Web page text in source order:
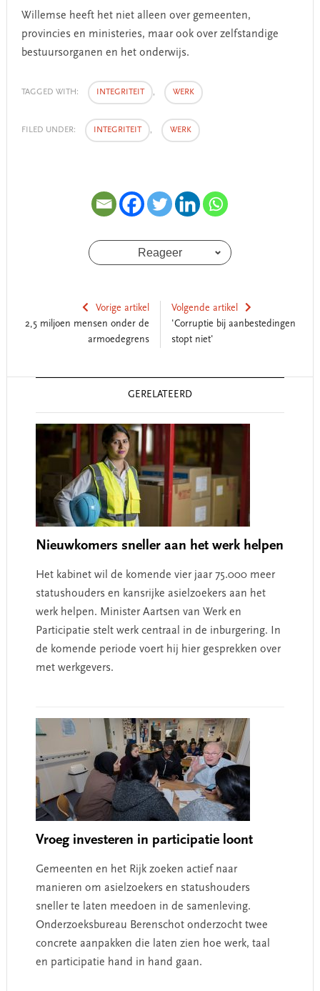
Willemse heeft het niet alleen over gemeenten,
provincies en ministeries, maar ook over zelfstandige
bestuursorganen en het onderwijs.
TAGGED WITH: INTEGRITEIT , WERK
FILED UNDER: INTEGRITEIT , WERK
Reageer
Vorige artikel
2,5 miljoen mensen onder de
armoedegrens
Volgende artikel
'Corruptie bij aanbestedingen
stopt niet'
GERELATEERD
Nieuwkomers sneller aan het werk helpen
Het kabinet wil de komende vier jaar 75.000 meer
statushouders en kansrijke asielzoekers aan het
werk helpen. Minister Aartsen van Werk en
Participatie stelt werk centraal in de inburgering. In
de komende periode voert hij hier gesprekken over
met werkgevers.
Vroeg investeren in participatie loont
Gemeenten en het Rijk zoeken actief naar
manieren om asielzoekers en statushouders
sneller te laten meedoen in de samenleving.
Onderzoeksbureau Berenschot onderzocht twee
concrete aanpakken die laten zien hoe werk, taal
en participatie hand in hand gaan.